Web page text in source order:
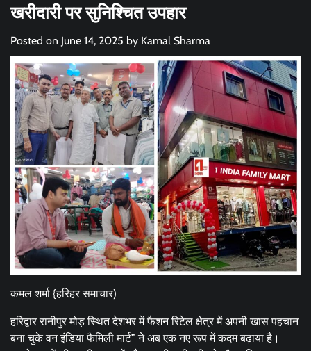
खरीदारी पर सुनिश्चित उपहार
Posted on June 14, 2025 by Kamal Sharma
कमल शर्मा {हरिहर समाचार)
हरिद्वार रानीपुर मोड़ स्थित देशभर में फैशन रिटेल क्षेत्र में अपनी खास पहचान
बना चुके वन इंडिया फैमिली मार्ट” ने अब एक नए रूप में कदम बढ़ाया है।